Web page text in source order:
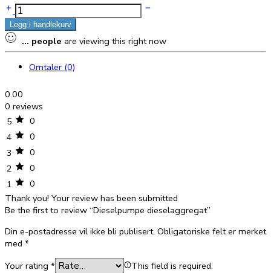
Dieselpumpe
dieselaggregat
quantity
Legg i handlekurv
... people are viewing this right now
Omtaler (0)
0.00
0 reviews
5
0
4
0
3
0
2
0
1
0
Thank you! Your review has been submitted
Be the first to review “Dieselpumpe dieselaggregat”
Din e-postadresse vil ikke bli publisert. Obligatoriske felt er merket
med *
Your rating *
This field is required.